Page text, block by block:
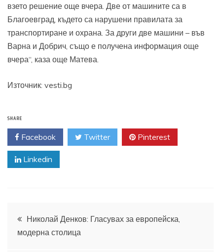
взето решение още вчера. Две от машините са в
Благоевград, където са нарушени правилата за
транспортиране и охрана. За други две машини – във
Варна и Добрич, също е получена информация още
вчера“, каза още Матева.
Източник: vesti.bg
SHARE
Facebook Twitter Pinterest
Linkedin
Навигация
Николай Денков: Гласувах за европейска,
модерна столица